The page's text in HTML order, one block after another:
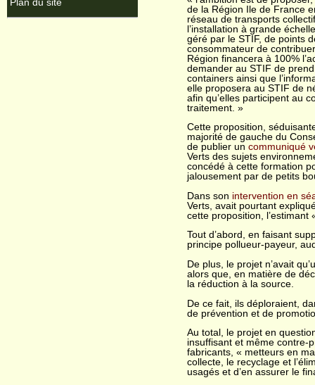
Plan du site
de la Région Ile de France
réseau de transports
l’installation à grande
géré par le STIF, de points
consommateur de
Région financera à 100%
demander au STIF de
containers ainsi que
elle proposera au STIF de
afin qu’elles participent au
traitement. »
Cette proposition,
majorité de gauche du
de publier uncommuniqué
Verts des sujets
concédé à cette formation
jalousement par de petits
Dans son intervention en
Verts, avait pourtant
cette proposition,
Tout d’abord, en faisant
principe pollueur-payeur,
De plus, le projet n’avait
alors que, en matière de
la réduction à la source.
De ce fait, ils déploraient,
de prévention et de
Au total, le projet en
insuffisant et même contre-
fabricants, « metteurs en
collecte, le recyclage et
usagés et d’en assurer le